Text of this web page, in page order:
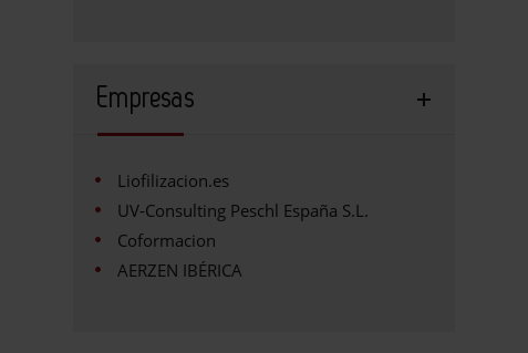
Empresas
Liofilizacion.es
UV-Consulting Peschl España S.L.
Coformacion
AERZEN IBÉRICA